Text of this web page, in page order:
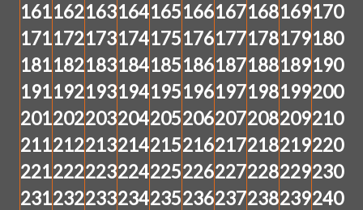
161162163164165166167168169170
171172173174175176177178179180
181182183184185186187188189190
191192193194195196197198199200
201202203204205206207208209210
211212213214215216217218219220
221222223224225226227228229230
231232233234235236237238239240